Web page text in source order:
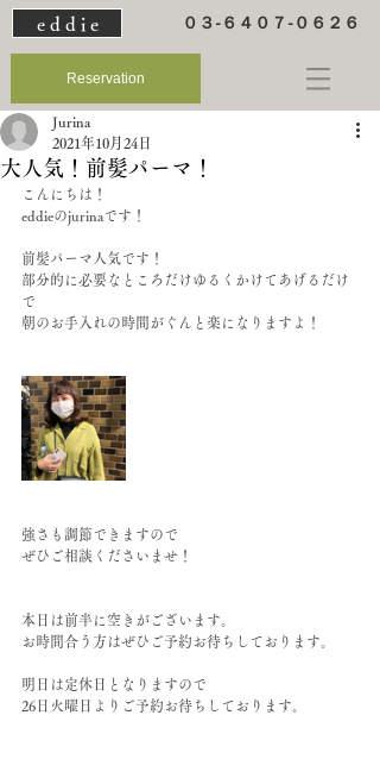
e d d i e ０３-６４０７-０６２６
Reservation
大人気！前髪パーマ！
Jurina
2021年10月24日
こんにちは！
eddieのjurinaです！
前髪パーマ人気です！
部分的に必要なところだけゆるくかけてあげるだけ
で
朝のお手入れの時間がぐんと楽になりますよ！
強さも調節できますので
ぜひご相談くださいませ！
本日は前半に空きがございます。
お時間合う方はぜひご予約お待ちしております。
明日は定休日となりますので
26日火曜日よりご予約お待ちしております。